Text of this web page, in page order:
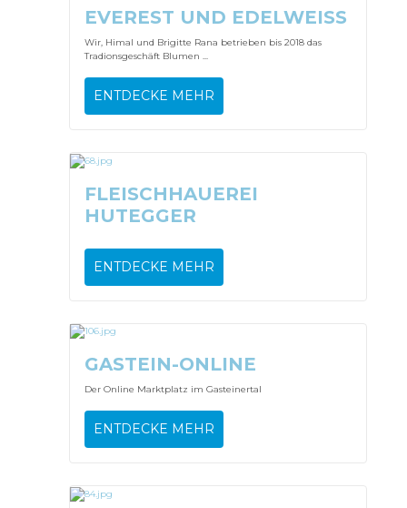
EVEREST UND EDELWEISS
Wir, Himal und Brigitte Rana betrieben bis 2018 das
Tradionsgeschäft Blumen ...
ENTDECKE MEHR
FLEISCHHAUEREI
HUTEGGER
ENTDECKE MEHR
GASTEIN-ONLINE
Der Online Marktplatz im Gasteinertal
ENTDECKE MEHR